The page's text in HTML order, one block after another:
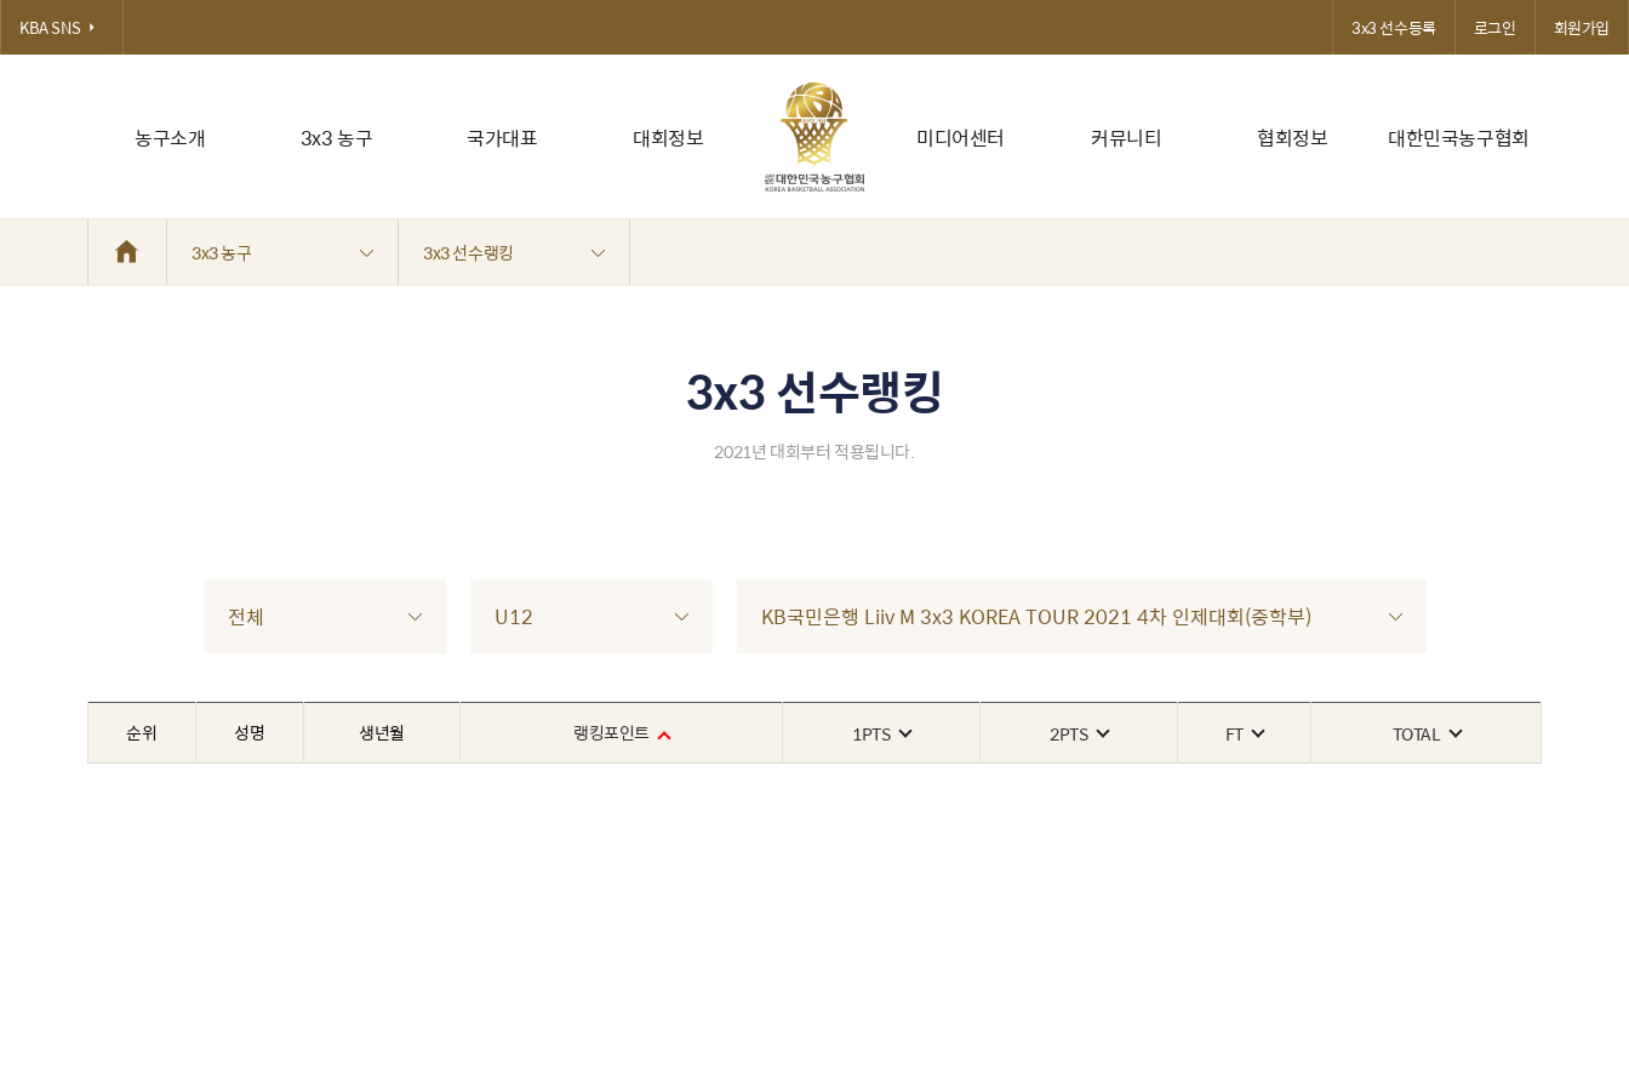
농구소개 3x3 농구 국가대표 대회정보 미디어센터 커뮤니티 협회정보 대한민국농구협회
KBA SNS 3x3 선수등록 로그인 회원가입
3x3 농구 3x3 선수랭킹
3x3 선수랭킹
2021년 대회부터 적용됩니다.
전체 U12 KB국민은행 Liiv M 3x3 KOREA TOUR 2021 4차 인제대회(중학부)
순위 성명 생년월 랭킹포인트 1PTS 2PTS FT TOTAL